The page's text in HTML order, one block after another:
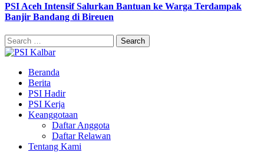
PSI Aceh Intensif Salurkan Bantuan ke Warga Terdampak
Banjir Bandang di Bireuen
Search
for:
Beranda
Berita
PSI Hadir
PSI Kerja
Keanggotaan
Daftar Anggota
Daftar Relawan
Tentang Kami